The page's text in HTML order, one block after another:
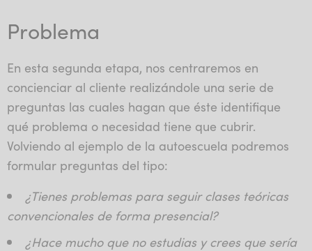
Problema
En esta segunda etapa, nos centraremos en
concienciar al cliente realizándole una serie de
preguntas las cuales hagan que éste identifique
qué problema o necesidad tiene que cubrir.
Volviendo al ejemplo de la autoescuela podremos
formular preguntas del tipo:
¿Tienes problemas para seguir clases teóricas
convencionales de forma presencial?
¿Hace mucho que no estudias y crees que sería